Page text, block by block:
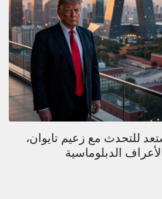
للتحدث مع زعيم تايوان،
الدبلوماسية